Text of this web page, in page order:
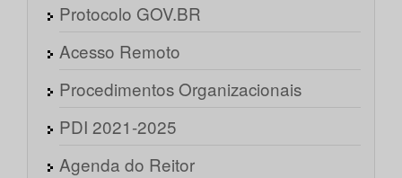
Protocolo GOV.BR
Acesso Remoto
Procedimentos Organizacionais
PDI 2021-2025
Agenda do Reitor